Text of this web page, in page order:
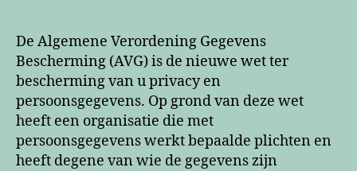
De Algemene Verordening Gegevens
Bescherming (AVG) is de nieuwe wet ter
bescherming van u privacy en
persoonsgegevens. Op grond van deze wet
heeft een organisatie die met
persoonsgegevens werkt bepaalde plichten en
heeft degene van wie de gegevens zijn